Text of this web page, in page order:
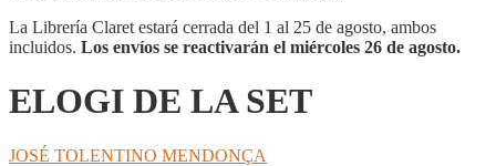
La Librería Claret estará cerrada del 1 al 25 de agosto, ambos
incluidos. Los envíos se reactivarán el miércoles 26 de agosto.
ELOGI DE LA SET
JOSÉ TOLENTINO MENDONÇA